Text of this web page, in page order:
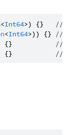
<Int64>) {}
//
<Int64>)) {}
//
{}
//
{} //